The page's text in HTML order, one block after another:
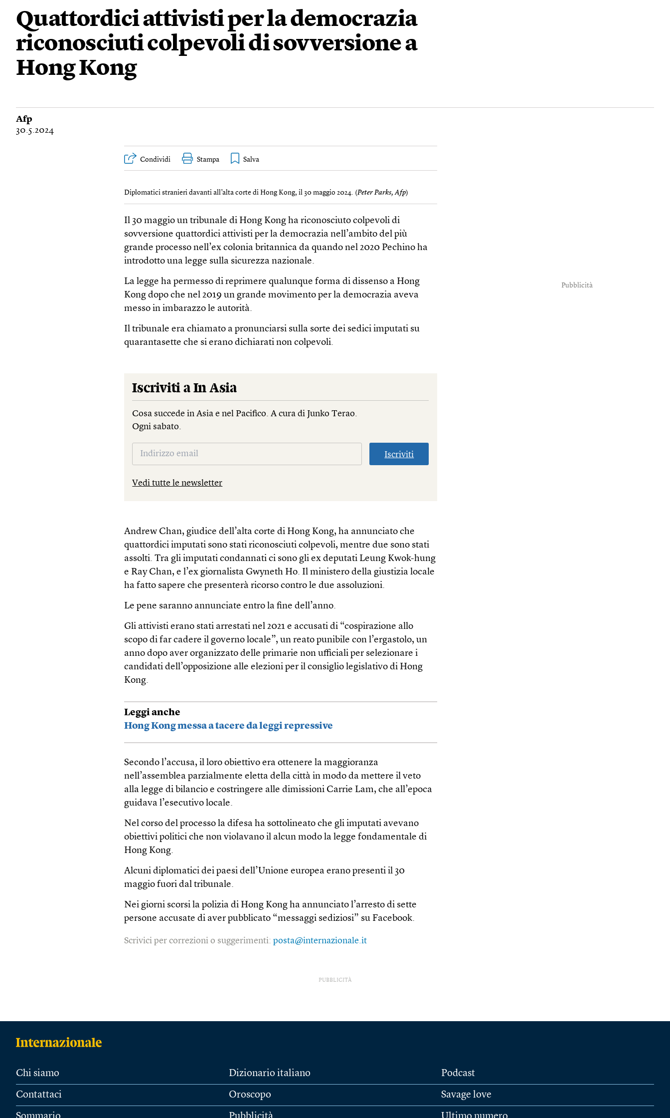
Quattordici attivisti per la democrazia
riconosciuti colpevoli di sovversione a
Hong Kong
Afp
30.5.2024
Condividi Stampa
Diplomatici stranieri davanti all’alta corte di Hong Kong, il 30 maggio 2024. (Peter Parks, Afp)
Il 30 maggio un tribunale di Hong Kong ha riconosciuto colpevoli di
sovversione quattordici attivisti per la democrazia nell’ambito del più
grande processo nell’ex colonia britannica da quando nel 2020 Pechino ha
introdotto una legge sulla sicurezza nazionale.
La legge ha permesso di reprimere qualunque forma di dissenso a Hong
Kong dopo che nel 2019 un grande movimento per la democrazia aveva
messo in imbarazzo le autorità.
Il tribunale era chiamato a pronunciarsi sulla sorte dei sedici imputati su
quarantasette che si erano dichiarati non colpevoli.
Iscriviti a In Asia
Cosa succede in Asia e nel Pacifico. A cura di Junko Terao.
Ogni sabato.
Iscriviti
Vedi tutte le newsletter
Andrew Chan, giudice dell’alta corte di Hong Kong, ha annunciato che
quattordici imputati sono stati riconosciuti colpevoli, mentre due sono stati
assolti. Tra gli imputati condannati ci sono gli ex deputati Leung Kwok-hung
e Ray Chan, e l’ex giornalista Gwyneth Ho. Il ministero della giustizia locale
ha fatto sapere che presenterà ricorso contro le due assoluzioni.
Le pene saranno annunciate entro la fine dell’anno.
Gli attivisti erano stati arrestati nel 2021 e accusati di “cospirazione allo
scopo di far cadere il governo locale”, un reato punibile con l’ergastolo, un
anno dopo aver organizzato delle primarie non ufficiali per selezionare i
candidati dell’opposizione alle elezioni per il consiglio legislativo di Hong
Kong.
Leggi anche
Hong Kong messa a tacere da leggi repressive
Secondo l’accusa, il loro obiettivo era ottenere la maggioranza
nell’assemblea parzialmente eletta della città in modo da mettere il veto
alla legge di bilancio e costringere alle dimissioni Carrie Lam, che all’epoca
guidava l’esecutivo locale.
Nel corso del processo la difesa ha sottolineato che gli imputati avevano
obiettivi politici che non violavano il alcun modo la legge fondamentale di
Hong Kong.
Alcuni diplomatici dei paesi dell’Unione europea erano presenti il 30
maggio fuori dal tribunale.
Nei giorni scorsi la polizia di Hong Kong ha annunciato l’arresto di sette
persone accusate di aver pubblicato “messaggi sediziosi” su Facebook.
Scrivici per correzioni o suggerimenti:posta@internazionale.it
Pubblicità
PUBBLICITÀ
Chi siamo
Contattaci
Dizionario italiano
Oroscopo
Podcast
Savage love